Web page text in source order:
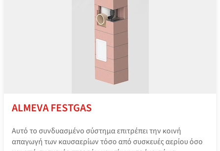
ALMEVA FESTGAS
Αυτό το συνδυασμένο σύστημα επιτρέπει την κοινή
απαγωγή των καυσαερίων τόσο από συσκευές αερίου όσο